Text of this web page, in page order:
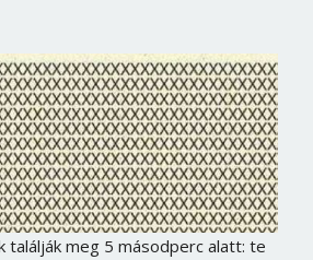
találják meg 5 másodperc alatt: te